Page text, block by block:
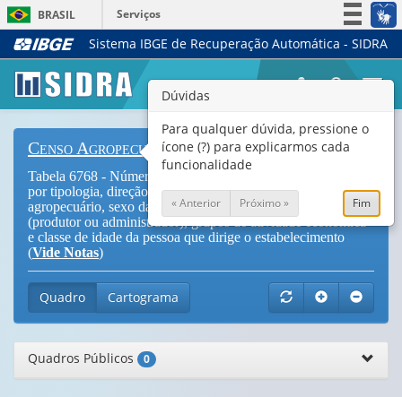
BRASIL
Serviços
Simplifique!
Legislação
Canais
Sistema IBGE de Recuperação Automática - SIDRA
Censo Agropecuário
Tabela 6768 - Número de estabelecimentos agropecuários,
por tipologia, direção dos trabalhos do estabelecimento
agropecuário, sexo da pessoa que dirige o estabelecimento
(produtor ou administrador), grupos de atividade econômica
e classe de idade da pessoa que dirige o estabelecimento
(Vide Notas)
Quadro Cartograma
Quadros Públicos 0
Dúvidas
Para qualquer dúvida, pressione o
ícone (?) para explicarmos cada
funcionalidade
« Anterior Próximo » Fim